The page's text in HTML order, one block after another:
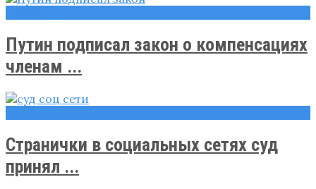
Путин подписал закон о компенсациях
членам ...
Странички в социальных сетях суд
принял ...